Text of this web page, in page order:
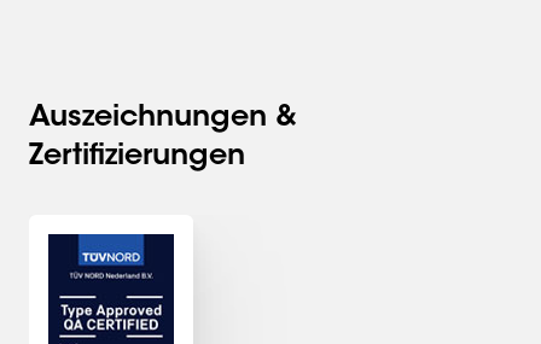
Auszeichnungen &
Zertifizierungen